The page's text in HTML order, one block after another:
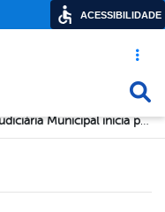
Acesso
Cabrobó: Assistência Judiciária Municipal inicia projeto ‘Eu tenho um Pai’ com ações que visam o reconhecimento de paternidade
ACESSIBILIDADE